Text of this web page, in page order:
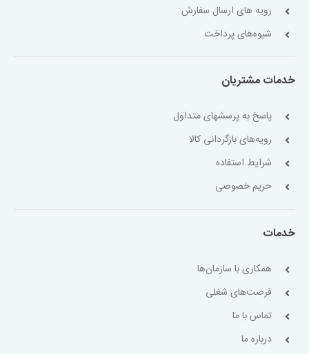
رویه های ارسال سفارش
شیوه‌های پرداخت
خدمات مشتریان
پاسخ به پرسشهای متداول
رویه‌های بازگردانی کالا
شرایط استفاده
حریم خصوصی
خدمات
همکاری با سازمان‌ها
فرصت‌های شغلی
تماس با ما
درباره ما